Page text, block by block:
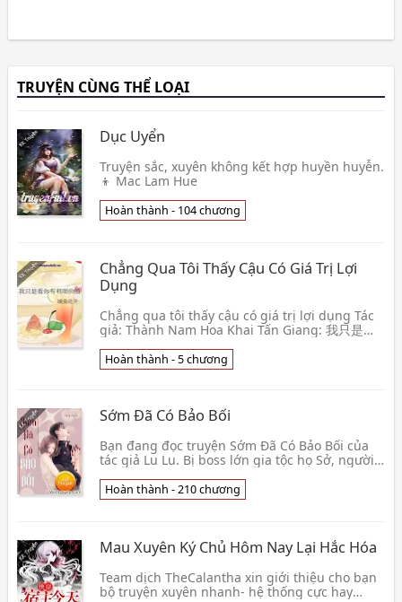
TRUYỆN CÙNG THỂ LOẠI
Dục Uyển
Truyện sắc, xuyên không kết hợp huyền huyễn.
👦 Mac Lam Hue
Hoàn thành - 104 chương
Chẳng Qua Tôi Thấy Cậu Có Giá Trị Lợi
Dụng
Chẳng qua tôi thấy cậu có giá trị lợi dụng Tác
giả: Thành Nam Hoa Khai Tấn Giang: 我只是看
giá trị lợi dụn👦 Thành Nam Hoa Khai
Hoàn thành - 5 chương
Sớm Đã Có Bảo Bối
Bạn đang đọc truyện Sớm Đã Có Bảo Bối của
tác giả Lu Lu. Bị boss lớn gia tộc họ Sở, người
cầu giam👦 Lu Lu
Hoàn thành - 210 chương
Mau Xuyên Ký Chủ Hôm Nay Lại Hắc Hóa
Team dịch TheCalantha xin giới thiệu cho bạn
bộ truyện xuyên nhanh- hệ thống cực hay